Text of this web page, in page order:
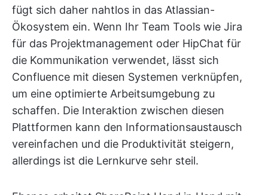
fügt sich daher nahtlos in das Atlassian-
Ökosystem ein. Wenn Ihr Team Tools wie Jira
für das Projektmanagement oder HipChat für
die Kommunikation verwendet, lässt sich
Confluence mit diesen Systemen verknüpfen,
um eine optimierte Arbeitsumgebung zu
schaffen. Die Interaktion zwischen diesen
Plattformen kann den Informationsaustausch
vereinfachen und die Produktivität steigern,
allerdings ist die Lernkurve sehr steil.